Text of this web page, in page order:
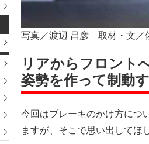
写真／渡辺 昌彦 取材・文／
リアからフロント
姿勢を作って制動
今回はブレーキのかけ方につ
ますが、そこで思い出してほ